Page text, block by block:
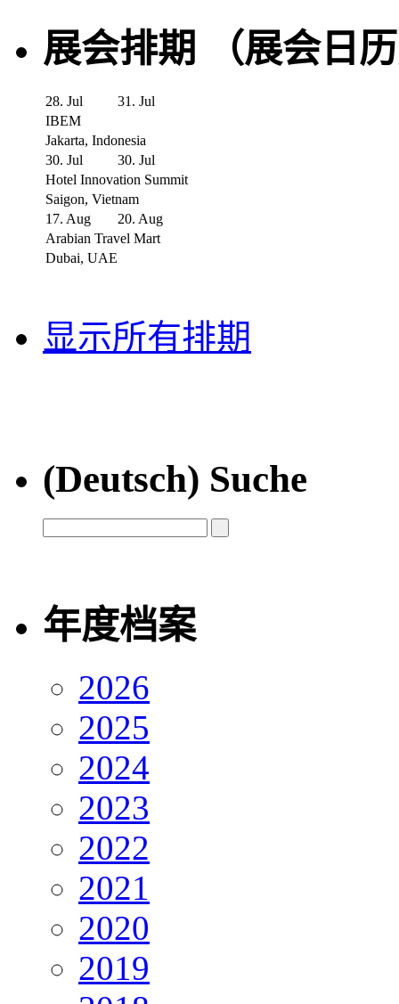
展会排期 （展会日
28. Jul
31. Jul
IBEM
Jakarta, Indonesia
30. Jul
30. Jul
Hotel Innovation Summit
Saigon, Vietnam
17. Aug
20. Aug
Arabian Travel Mart
Dubai, UAE
显示所有排期
(Deutsch) Suche
年度档案
2026
2025
2024
2023
2022
2021
2020
2019